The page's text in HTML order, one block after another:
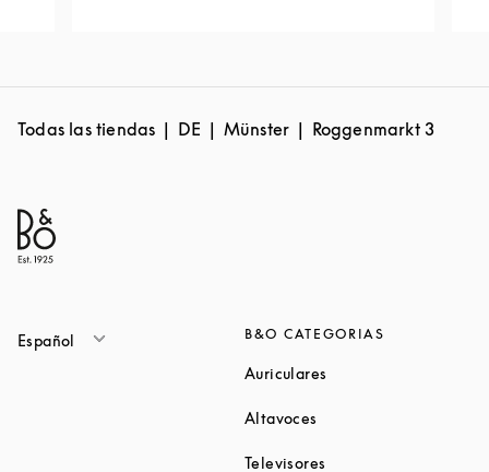
Todas las tiendas DE Münster Roggenmarkt 3
Español B&O CATEGORIAS
Auriculares
Altavoces
Televisores